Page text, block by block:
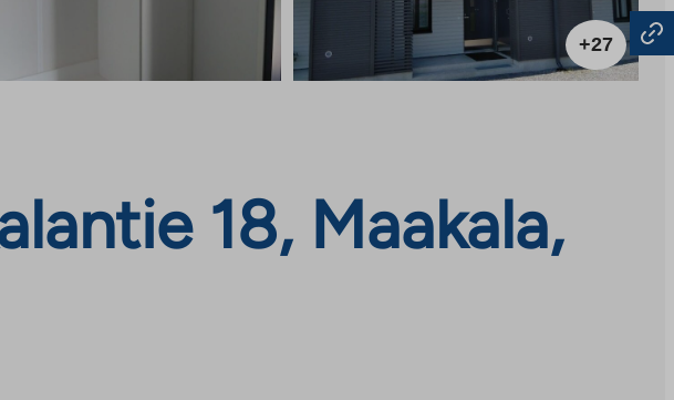
+27
18, Maakala,